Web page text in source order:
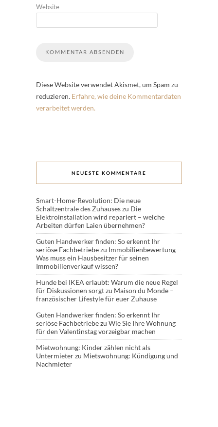
Website
Diese Website verwendet Akismet, um Spam zu
reduzieren. Erfahre, wie deine Kommentardaten
verarbeitet werden.
NEUESTE KOMMENTARE
Smart-Home-Revolution: Die neue
Schaltzentrale des Zuhauseszu Die
Elektroinstallation wird repariert – welche
Arbeiten dürfen Laien übernehmen?
Guten Handwerker finden: So erkennt Ihr
seriöse Fachbetriebezu Immobilienbewertung –
Was muss ein Hausbesitzer für seinen
Immobilienverkauf wissen?
Hunde bei IKEA erlaubt: Warum die neue Regel
für Diskussionen sorgtzu Maison du Monde –
französischer Lifestyle für euer Zuhause
Guten Handwerker finden: So erkennt Ihr
seriöse Fachbetriebezu Wie Sie Ihre Wohnung
für den Valentinstag vorzeigbar machen
Mietwohnung: Kinder zählen nicht als
Untermieterzu Mietswohnung: Kündigung und
Nachmieter